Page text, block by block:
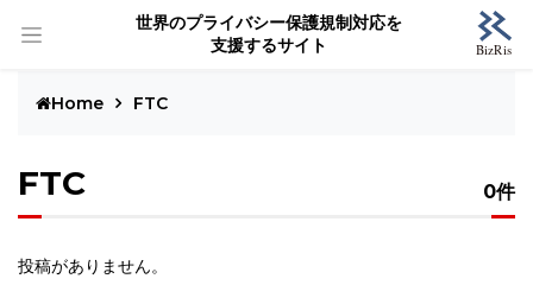
世界のプライバシー保護規制対応を
支援するサイト
Home FTC
FTC 0件
投稿がありません。